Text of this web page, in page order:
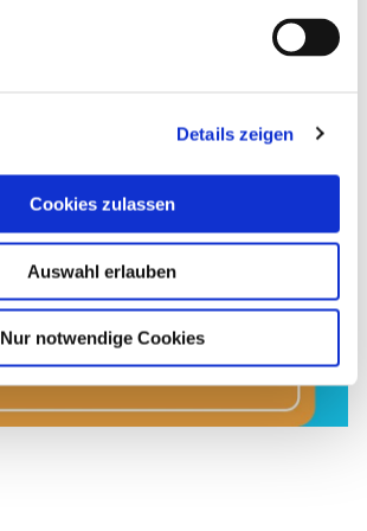
Details zeigen
Cookies zulassen
Auswahl erlauben
Nur notwendige Cookies